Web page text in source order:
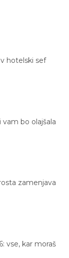
hotelski sef
vam bo olajšala
zamenjava
vse, kar moraš